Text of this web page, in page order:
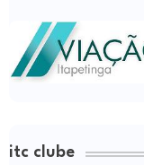
itc clube